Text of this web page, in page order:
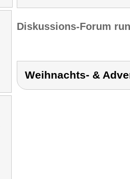
Diskussions-Forum
Weihnachts- &